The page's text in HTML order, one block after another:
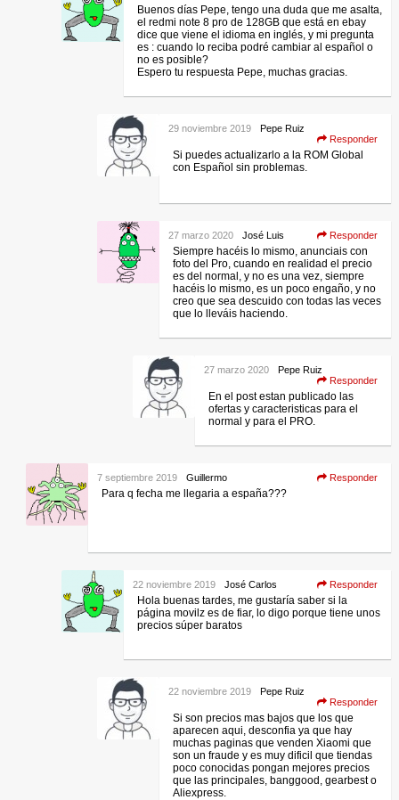
Buenos días Pepe, tengo una duda que me asalta,
el redmi note 8 pro de 128GB que está en ebay
dice que viene el idioma en inglés, y mi pregunta
es : cuando lo reciba podré cambiar al español o
no es posible?
Espero tu respuesta Pepe, muchas gracias.
Pepe Ruiz
29 noviembre 2019
Responder
Si puedes actualizarlo a la ROM Global
con Español sin problemas.
José Luis
27 marzo 2020 Responder
Siempre hacéis lo mismo, anunciais con
foto del Pro, cuando en realidad el precio
es del normal, y no es una vez, siempre
hacéis lo mismo, es un poco engaño, y no
creo que sea descuido con todas las veces
que lo lleváis haciendo.
Pepe Ruiz
27 marzo 2020
Responder
En el post estan publicado las
ofertas y caracteristicas para el
normal y para el PRO.
Guillermo
7 septiembre 2019 Responder
Para q fecha me llegaria a españa???
José Carlos
22 noviembre 2019 Responder
Hola buenas tardes, me gustaría saber si la
página movilz es de fiar, lo digo porque tiene unos
precios súper baratos
Pepe Ruiz
22 noviembre 2019
Responder
Si son precios mas bajos que los que
aparecen aqui, desconfia ya que hay
muchas paginas que venden Xiaomi que
son un fraude y es muy dificil que tiendas
poco conocidas pongan mejores precios
que las principales, banggood, gearbest o
Aliexpress.